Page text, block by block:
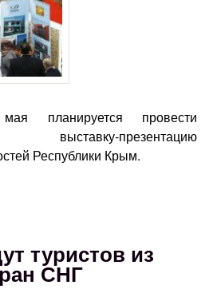
планируется провести
выставку-презентацию
Республики Крым.
туристов из
СНГ